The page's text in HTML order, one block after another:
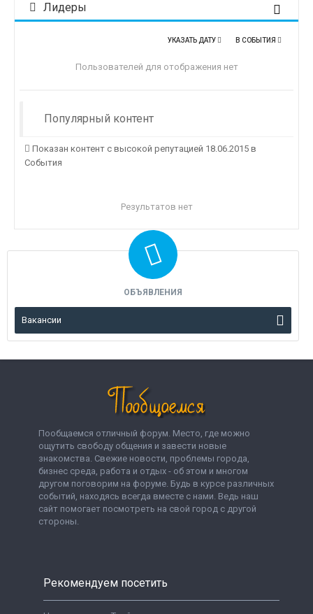
Лидеры
В СОБЫТИЯ
УКАЗАТЬ ДАТУ
Пользователей для отображения нет
Популярный контент
Показан контент с высокой репутацией 18.06.2015 в
События
Результатов нет
ОБЪЯВЛЕНИЯ
Вакансии
Пообщаемся отличный форум. Место, где можно
ощутить свободу общения и завести новые
знакомства. Свежие новости, проблемы города,
бизнес среда, работа и отдых - об этом и многом
другом поговорим на форуме. Будь в курсе различных
событий, находясь всегда вместе с нами. Ведь наш
сайт помогает посмотреть на свой город с другой
стороны.
Рекомендуем посетить